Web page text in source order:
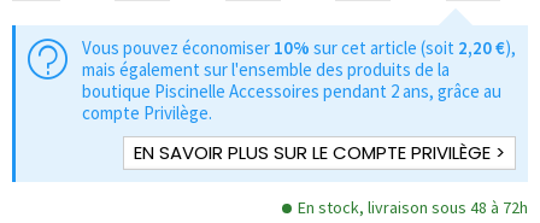
Vous pouvez économiser 10% sur cet article (soit 2,20 €),
mais également sur l'ensemble des produits de la
boutique Piscinelle Accessoires pendant 2 ans, grâce au
compte Privilège.
EN SAVOIR PLUS SUR LE COMPTE PRIVILÈGE >
En stock, livraison sous 48 à 72h